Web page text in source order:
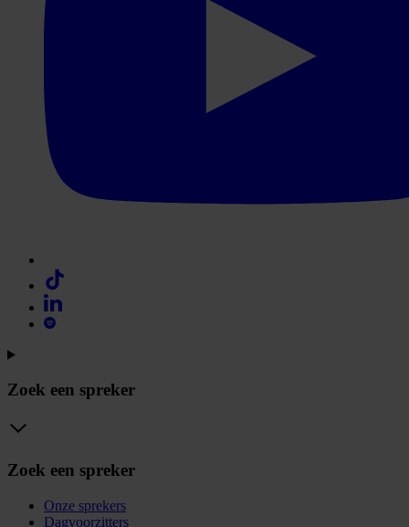
Zoek een spreker
Zoek een spreker
Onze sprekers
Dagvoorzitters